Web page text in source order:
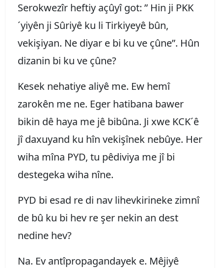
Serokwezîr heftiy açûyî got: ” Hin ji PKK
´yiyên ji Sûriyê ku li Tirkiyeyê bûn,
vekişiyan. Ne diyar e bi ku ve çûne”. Hûn
dizanin bi ku ve çûne?
Kesek nehatiye aliyê me. Ew hemî
zarokên me ne. Eger hatibana bawer
bikin dê haya me jê bibûna. Ji xwe KCK´ê
jî daxuyand ku hîn vekişînek nebûye. Her
wiha mîna PYD, tu pêdiviya me jî bi
destegeka wiha nîne.
PYD bi esad re di nav lihevkirineke zimnî
de bû ku bi hev re şer nekin an dest
nedine hev?
Na. Ev antîpropagandayek e. Mêjiyê